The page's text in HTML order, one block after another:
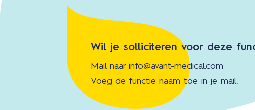
Wil je solliciteren voor deze
Mail naarinfo@avant-medical.com
Voeg de functie naam toe in je mail.